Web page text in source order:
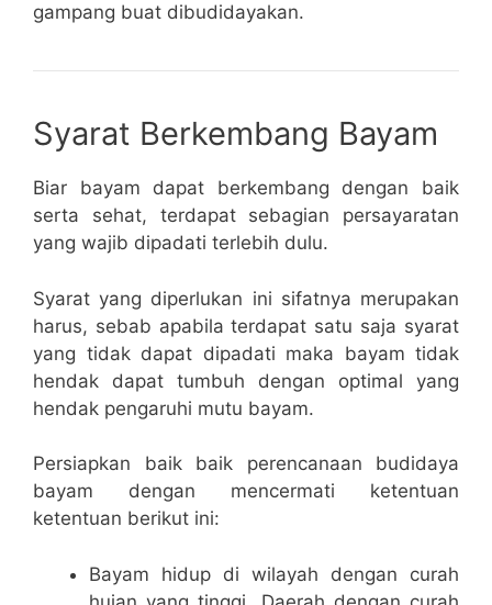
gampang buat dibudidayakan.
Syarat Berkembang Bayam
Biar bayam dapat berkembang dengan baik
serta sehat, terdapat sebagian persayaratan
yang wajib dipadati terlebih dulu.
Syarat yang diperlukan ini sifatnya merupakan
harus, sebab apabila terdapat satu saja syarat
yang tidak dapat dipadati maka bayam tidak
hendak dapat tumbuh dengan optimal yang
hendak pengaruhi mutu bayam.
Persiapkan baik baik perencanaan budidaya
bayam dengan mencermati ketentuan
ketentuan berikut ini:
Bayam hidup di wilayah dengan curah